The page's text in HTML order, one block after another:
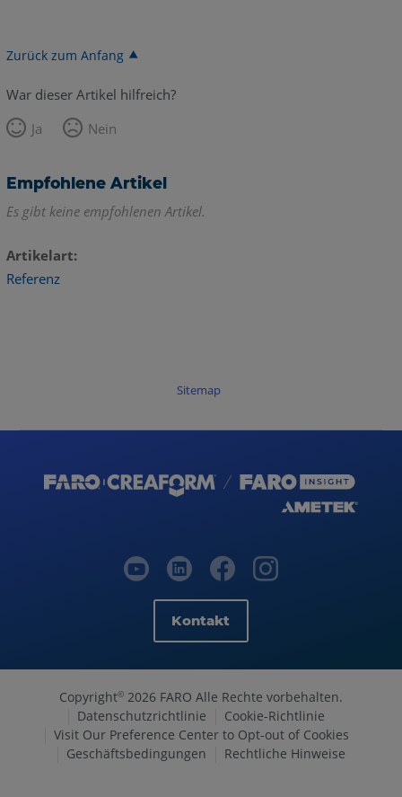
Zurück zum Anfang
War dieser Artikel hilfreich?
Ja
Nein
Empfohlene Artikel
Es gibt keine empfohlenen Artikel.
Artikelart
Referenz
Sitemap
Kontakt
Copyright© 2026 FARO Alle Rechte vorbehalten.
Datenschutzrichtlinie
Cookie-Richtlinie
Visit Our Preference Center to Opt-out of Cookies
Geschäftsbedingungen
Rechtliche Hinweise